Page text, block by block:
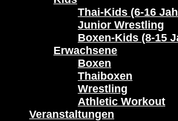
Thai-Kids (6-16
Junior Wrestling
Boxen-Kids (8-15
Erwachsene
Boxen
Thaiboxen
Wrestling
Athletic Workout
Veranstaltungen